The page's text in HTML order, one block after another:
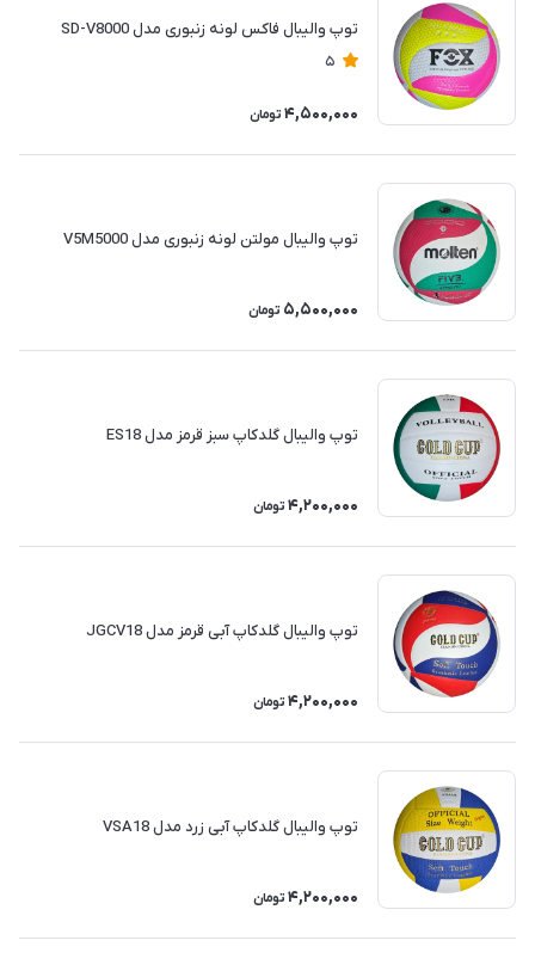
توپ والیبال فاکس لونه زنبوری مدل SD-V8000
5
4,500,000 تومان
توپ والیبال مولتن لونه زنبوری مدل V5M5000
5,500,000 تومان
توپ والیبال گلدکاپ سبز قرمز مدل ES18
4,200,000 تومان
توپ والیبال گلدکاپ آبی قرمز مدل JGCV18
4,200,000 تومان
توپ والیبال گلدکاپ آبی زرد مدل VSA18
4,200,000 تومان